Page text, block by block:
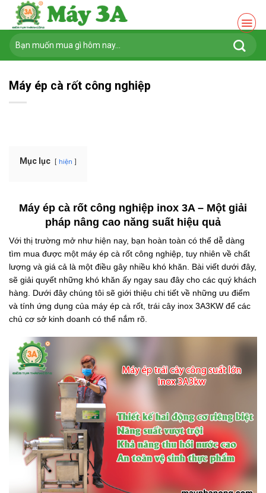
Chuyển
nội
dung
Tìm
kiếm:
Máy ép cà rốt công nghiệp
Mục lục hiện
Máy ép cà rốt công nghiệp inox 3A – Một giải
pháp nâng cao năng suất hiệu quả
Với thị trường mở như hiện nay, bạn hoàn toàn có thể dễ dàng
tìm mua được một máy ép cà rốt công nghiệp, tuy nhiên về chất
lượng và giá cả là một điều gây nhiều khó khăn. Bài viết dưới đây,
sẽ giải quyết những khó khăn ấy ngay sau đây cho các quý khách
hàng. Dưới đây chúng tôi sẽ giới thiệu chi tiết về những ưu điểm
và tính ứng dụng của máy ép cà rốt, trái cây inox 3A3KW để các
chủ cơ sở kinh doanh có thể nắm rõ.